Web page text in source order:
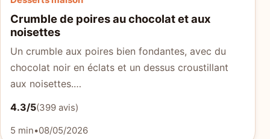
Crumble de poires au chocolat et aux
noisettes
Un crumble aux poires bien fondantes, avec du
chocolat noir en éclats et un dessus croustillant
aux noisettes.…
4.3/5(399 avis)
5 min•08/05/2026